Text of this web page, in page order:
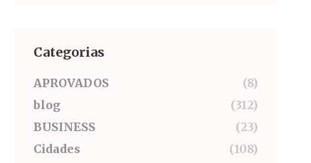
Categorias
APROVADOS
(8)
blog
(312)
BUSINESS
(23)
Cidades
(108)